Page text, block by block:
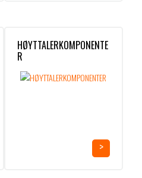
HØYTTALERKOMPONENTE
R